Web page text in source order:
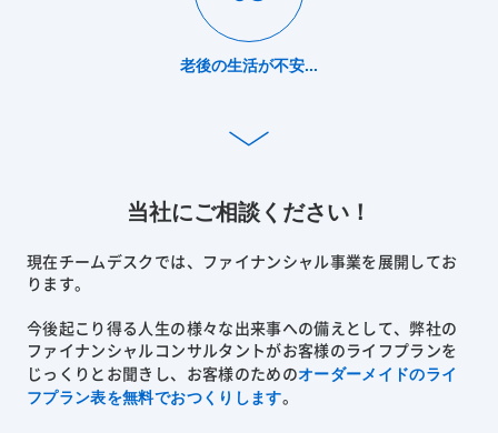
老後の生活が不安...
当社にご相談ください！
現在チームデスクでは、ファイナンシャル事業を展開してお
ります。
今後起こり得る人生の様々な出来事への備えとして、弊社の
ファイナンシャルコンサルタントがお客様のライフプランを
じっくりとお聞きし、お客様のためのオーダーメイドのライ
フプラン表を無料でおつくりします。